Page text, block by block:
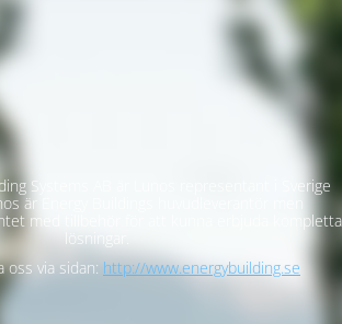
Systems AB är Lunos representant i Sverige
är Energy Buildings huvudleverantör men
med tillbehör för att kunna erbjuda kompletta
lösningar.
oss via sidan: http://www.energybuilding.se